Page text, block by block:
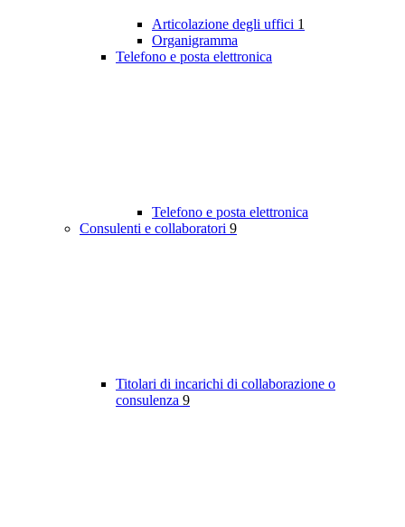
Articolazione degli uffici 1
Organigramma
Telefono e posta elettronica
Telefono e posta elettronica
Consulenti e collaboratori 9
Titolari di incarichi di collaborazione o
consulenza 9